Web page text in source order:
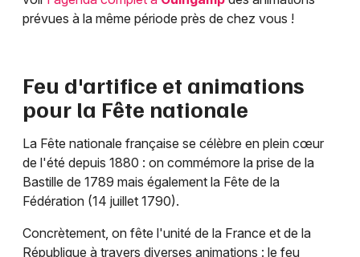
prévues à la même période près de chez vous !
Feu d'artifice et animations
pour la Fête nationale
La Fête nationale française se célèbre en plein cœur
de l'été depuis 1880 : on commémore la prise de la
Bastille de 1789 mais également la Fête de la
Fédération (14 juillet 1790).
Concrètement, on fête l'unité de la France et de la
République à travers diverses animations : le feu